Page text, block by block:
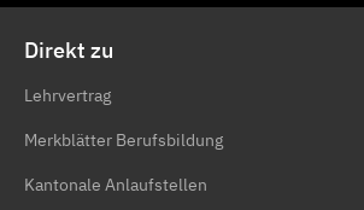
Direkt zu
Lehrvertrag
Merkblätter Berufsbildung
Kantonale Anlaufstellen